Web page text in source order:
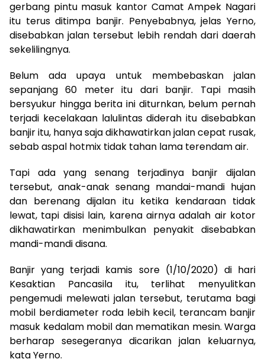
gerbang pintu masuk kantor Camat Ampek Nagari
itu terus ditimpa banjir. Penyebabnya, jelas Yerno,
disebabkan jalan tersebut lebih rendah dari daerah
sekelilingnya.
Belum ada upaya untuk membebaskan jalan
sepanjang 60 meter itu dari banjir. Tapi masih
bersyukur hingga berita ini diturnkan, belum pernah
terjadi kecelakaan lalulintas diderah itu disebabkan
banjir itu, hanya saja dikhawatirkan jalan cepat rusak,
sebab aspal hotmix tidak tahan lama terendam air.
Tapi ada yang senang terjadinya banjir dijalan
tersebut, anak-anak senang mandai-mandi hujan
dan berenang dijalan itu ketika kendaraan tidak
lewat, tapi disisi lain, karena airnya adalah air kotor
dikhawatirkan menimbulkan penyakit disebabkan
mandi-mandi disana.
Banjir yang terjadi kamis sore (1/10/2020) di hari
Kesaktian Pancasila itu, terlihat menyulitkan
pengemudi melewati jalan tersebut, terutama bagi
mobil berdiameter roda lebih kecil, terancam banjir
masuk kedalam mobil dan mematikan mesin. Warga
berharap sesegeranya dicarikan jalan keluarnya,
kata Yerno.